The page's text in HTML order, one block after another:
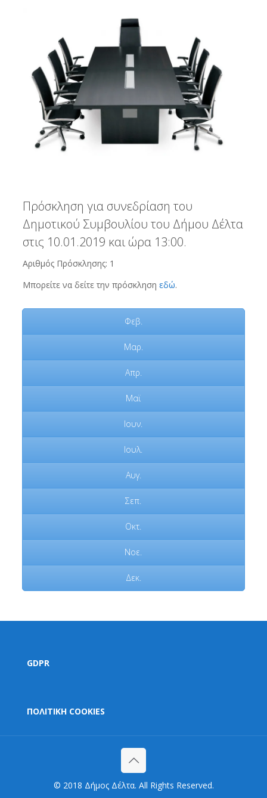
Πρόσκληση για συνεδρίαση του
Δημοτικού Συμβουλίου του Δήμου Δέλτα
στις 10.01.2019 και ώρα 13:00.
Αριθμός Πρόσκλησης: 1
Μπορείτε να δείτε την πρόσκληση εδώ.
Φεβ.
Μαρ.
Απρ.
Μαϊ
Ιουν.
Ιουλ.
Αυγ.
Σεπ.
Οκτ.
Νοε.
Δεκ.
GDPR
ΠΟΛΙΤΙΚΗ COOKIES
© 2018 Δήμος Δέλτα. All Rights Reserved.